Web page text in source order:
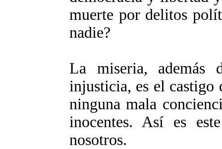
muerte por delitos
nadie?
La miseria, además
injusticia, es el castigo
ninguna mala
inocentes. Así es
nosotros.